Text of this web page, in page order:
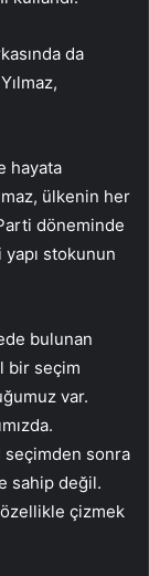
da
hayata
ülkenin her
döneminde
stokunun
bulunan
bir seçim
var.
seçimden sonra
sahip değil.
çizmek